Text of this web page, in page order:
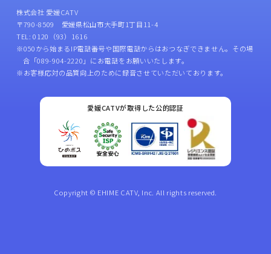
株式会社 愛媛CATV
〒790-8509 愛媛県松山市大手町1丁目11-4
TEL: 0120（93）1616
※050から始まるIP電話番号や国際電話からはおつなぎできません。その場
合「089-904-2220」にお電話をお願いいたします。
※お客様応対の品質向上のために録音させていただいております。
愛媛CATVが取得した公的認証
Copyright © EHIME CATV, Inc. All rights reserved.